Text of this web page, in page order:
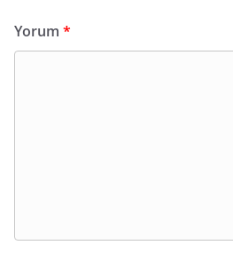
Yorum *